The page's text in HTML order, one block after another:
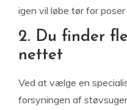
igen vil løbe tør for
2. Du finder
nettet
Ved at vælge en
forsyningen af